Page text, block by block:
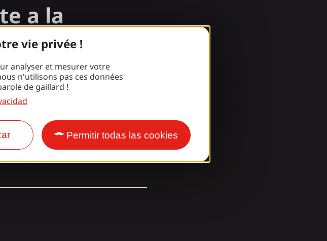
vie privée !
analyser et mesurer votre
n'utilisons pas ces données
de gaillard !
Permitir todas las cookies
a la
Gaillarde!